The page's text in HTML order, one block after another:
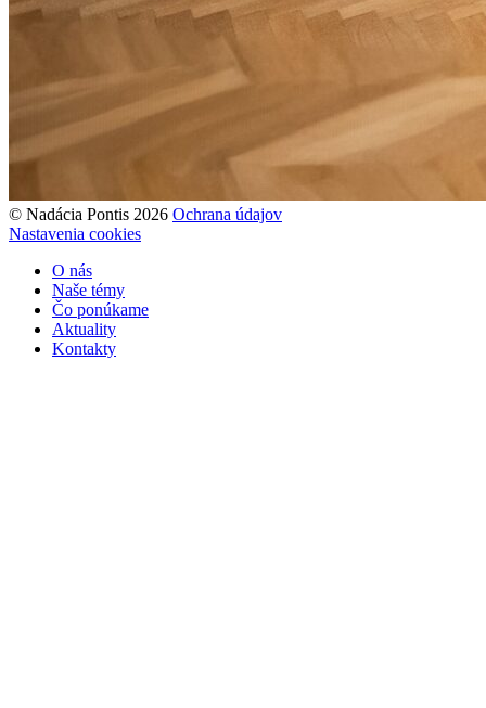
© Nadácia Pontis 2026 Ochrana údajov
Nastavenia cookies
O nás
Naše témy
Čo ponúkame
Aktuality
Kontakty